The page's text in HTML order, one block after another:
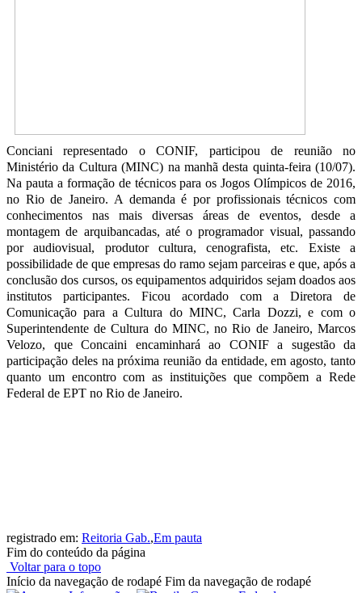
Conciani representado o CONIF, participou de reunião no
Ministério da Cultura (MINC) na manhã desta quinta-feira (10/07).
Na pauta a formação de técnicos para os Jogos Olímpicos de 2016,
no Rio de Janeiro. A demanda é por profissionais técnicos com
conhecimentos nas mais diversas áreas de eventos, desde a
montagem de arquibancadas, até o programador visual, passando
por audiovisual, produtor cultura, cenografista, etc. Existe a
possibilidade de que empresas do ramo sejam parceiras e que, após a
conclusão dos cursos, os equipamentos adquiridos sejam doados aos
institutos participantes. Ficou acordado com a Diretora de
Comunicação para a Cultura do MINC, Carla Dozzi, e com o
Superintendente de Cultura do MINC, no Rio de Janeiro, Marcos
Velozo, que Concaini encaminhará ao CONIF a sugestão da
participação deles na próxima reunião da entidade, em agosto, tanto
quanto um encontro com as instituições que compõem a Rede
Federal de EPT no Rio de Janeiro.
registrado em: Reitoria Gab.,Em pauta
Fim do conteúdo da página
Voltar para o topo
Início da navegação de rodapé Fim da navegação de rodapé